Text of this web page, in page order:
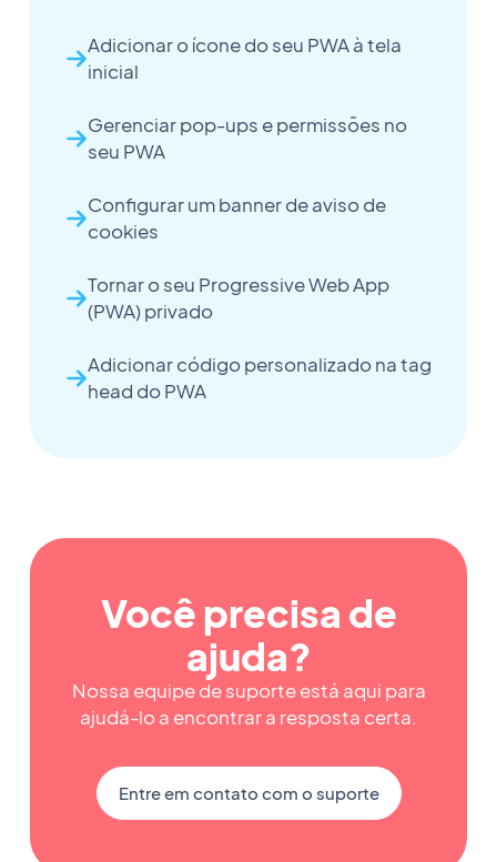
Adicionar o ícone do seu PWA à tela
inicial
Gerenciar pop-ups e permissões no
seu PWA
Configurar um banner de aviso de
cookies
Tornar o seu Progressive Web App
(PWA) privado
Adicionar código personalizado na tag
head do PWA
Você precisa de
ajuda?
Nossa equipe de suporte está aqui para
ajudá-lo a encontrar a resposta certa.
Entre em contato com o suporte